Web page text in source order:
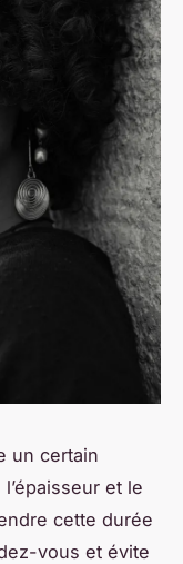
un certain
et le
cette durée
vous et évite